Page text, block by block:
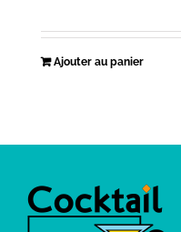
Ajouter au panier